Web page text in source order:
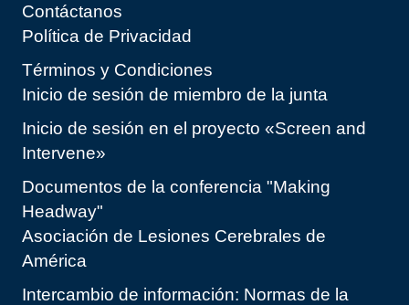
Contáctanos
Política de Privacidad
Términos y Condiciones
Inicio de sesión de miembro de la junta
Inicio de sesión en el proyecto «Screen and
Intervene»
Documentos de la conferencia "Making
Headway"
Asociación de Lesiones Cerebrales de
América
Intercambio de información: Normas de la